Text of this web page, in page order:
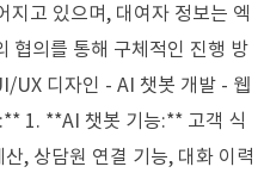
지고 있으며, 대여자 정보는 엑
협의를 통해 구체적인 진행 방
UX 디자인 - AI 챗봇 개발 - 웹
1. **AI 챗봇 기능:** 고객 식
, 상담원 연결 기능, 대화 이력